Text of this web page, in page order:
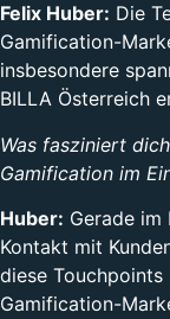
Felix Huber: Die
Gamification-
insbesondere
BILLA Österreich
Was fasziniert
Gamification im
Huber: Gerade im
Kontakt mit
diese
Gamification-